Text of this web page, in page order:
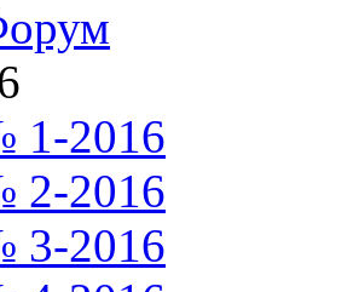
1-2016
2-2016
3-2016